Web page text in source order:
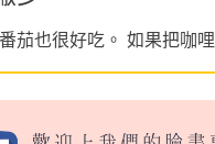
茄也很好吃。 如果把咖